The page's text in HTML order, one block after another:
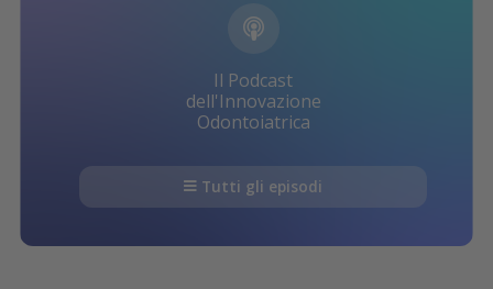
Il Podcast
dell'Innovazione
Odontoiatrica
Tutti gli episodi